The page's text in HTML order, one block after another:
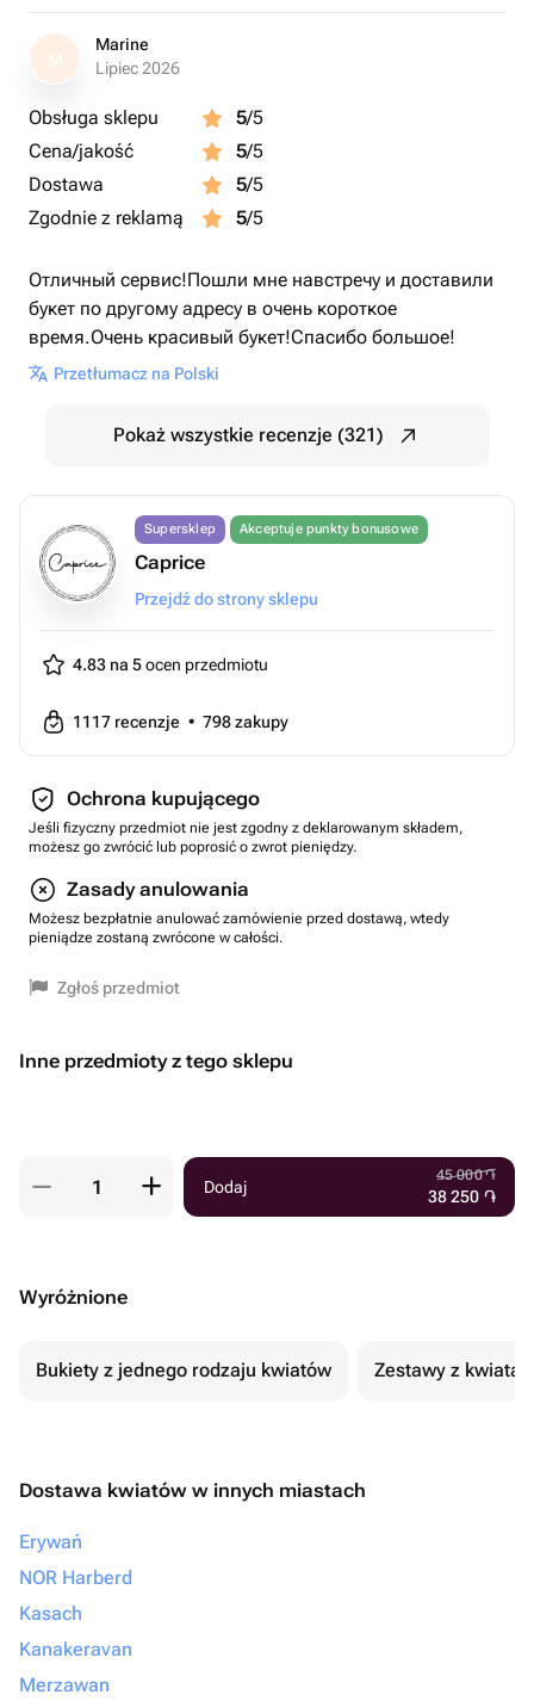
M
Marine
Lipiec 2026
Obsługa sklepu 5/5
Cena/jakość
5/5
Dostawa
5/5
Zgodnie z reklamą
5/5
Отличный сервис!Пошли мне навстречу и доставили
букет по другому адресу в очень короткое
время.Очень красивый букет!Спасибо большое!
Przetłumacz na Polski
Pokaż wszystkie recenzje (321)
Supersklep Akceptuje punkty bonusowe
Caprice
Przejdź do strony sklepu
4.83 na 5ocen przedmiotu
1117 recenzje • 798zakupy
Ochrona kupującego
Jeśli fizyczny przedmiot nie jest zgodny z deklarowanym składem,
możesz go zwrócić lub poprosić o zwrot pieniędzy.
Zasady anulowania
Możesz bezpłatnie anulować zamówienie przed dostawą, wtedy
pieniądze zostaną zwrócone w całości.
Zgłoś przedmiot
Inne przedmioty z tego sklepu
Dodaj
45 000֏
38 250 ֏
Wyróżnione
Bukiety z jednego rodzaju kwiatów Zestawy z
Dostawa kwiatów w innych miastach
Erywań
NOR Harberd
Kasach
Kanakeravan
Merzawan